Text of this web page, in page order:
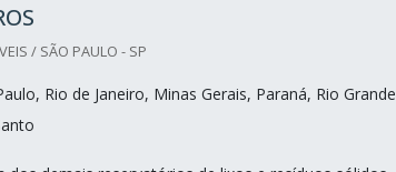
/ SÃO PAULO - SP
Rio de Janeiro, Minas Gerais, Paraná, Rio Grande